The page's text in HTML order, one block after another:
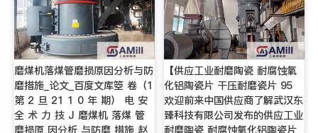
磨煤机落煤管磨损原因分析与防
磨措施_论文_百度文库箜 卷（1
第 2 旦 21 1 0 年 期） 电 安
全 术 力 技 J 磨煤机 落煤 管
磨损原 因分析 与防磨 措施 赵
【供应工业耐磨陶瓷 耐腐蚀氧
化铝陶瓷片 干压耐磨瓷片 95
欢迎前来中国供应商了解武汉东
臻科技有限公司发布的供应工业
耐磨陶瓷 耐腐蚀氧化铝陶瓷片